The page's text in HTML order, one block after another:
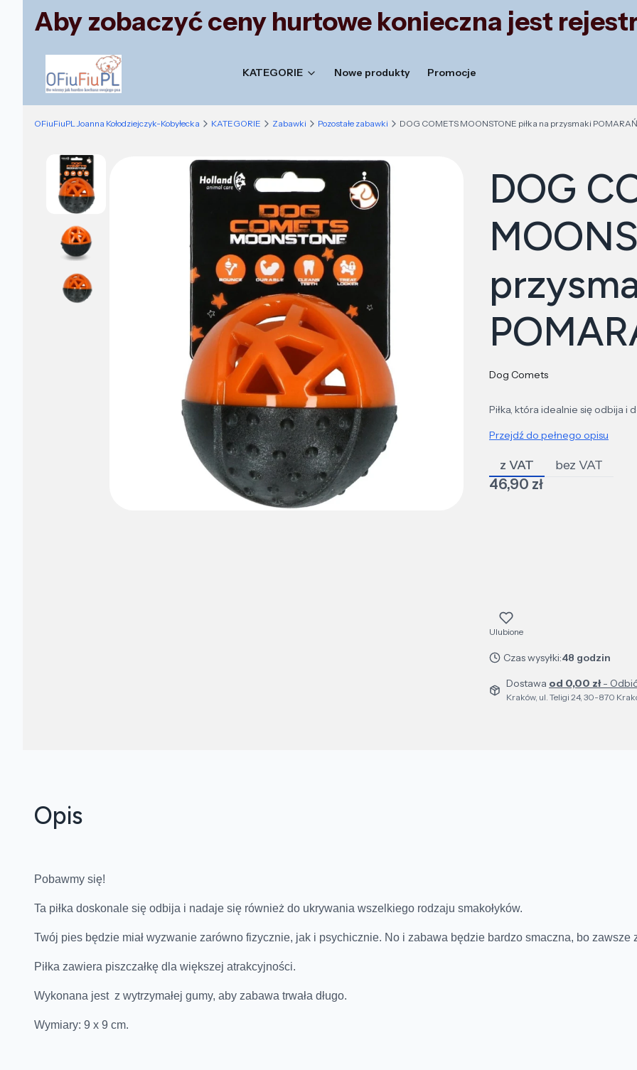
Aby zobaczyć ceny hurtowe konieczna jest
KATEGORIE Nowe produkty Promocje
OFiuFiuPL Joanna Kołodziejczyk-Kobyłecka KATEGORIE Zabawki Pozostałe zabawki DOG COMETS MOONSTONE piłka na przysmaki
DOG
Dog Comets
Piłka, która idealnie się odbija i
Przejdź do pełnego opisu
z VAT bez VAT
Cena
46,90 zł
Ulubione
Czas wysyłki:48 godzin
Dostawa od 0,00 zł-
Kraków, ul. Teligi 24, 30-870
Opis
Pobawmy się!
Ta piłka doskonale się odbija i nadaje się również do ukrywania wszelkiego rodzaju smakołyków.
Twój pies będzie miał wyzwanie zarówno fizycznie, jak i psychicznie. No i zabawa będzie bardzo smaczna, bo zawsze
Piłka zawiera piszczałkę dla większej atrakcyjności.
Wykonana jest z wytrzymałej gumy, aby zabawa trwała długo.
Wymiary: 9 x 9 cm.